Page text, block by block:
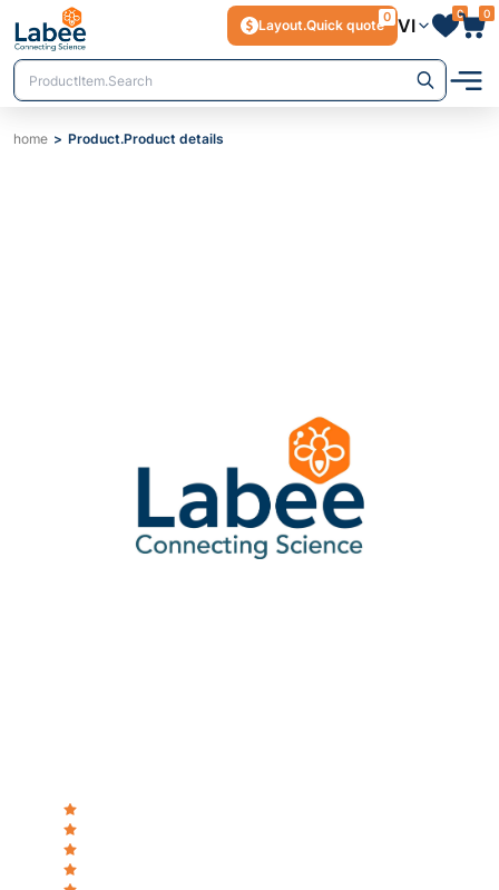
Layout.Quick quote
0 VI
0 0
home Product.Product details